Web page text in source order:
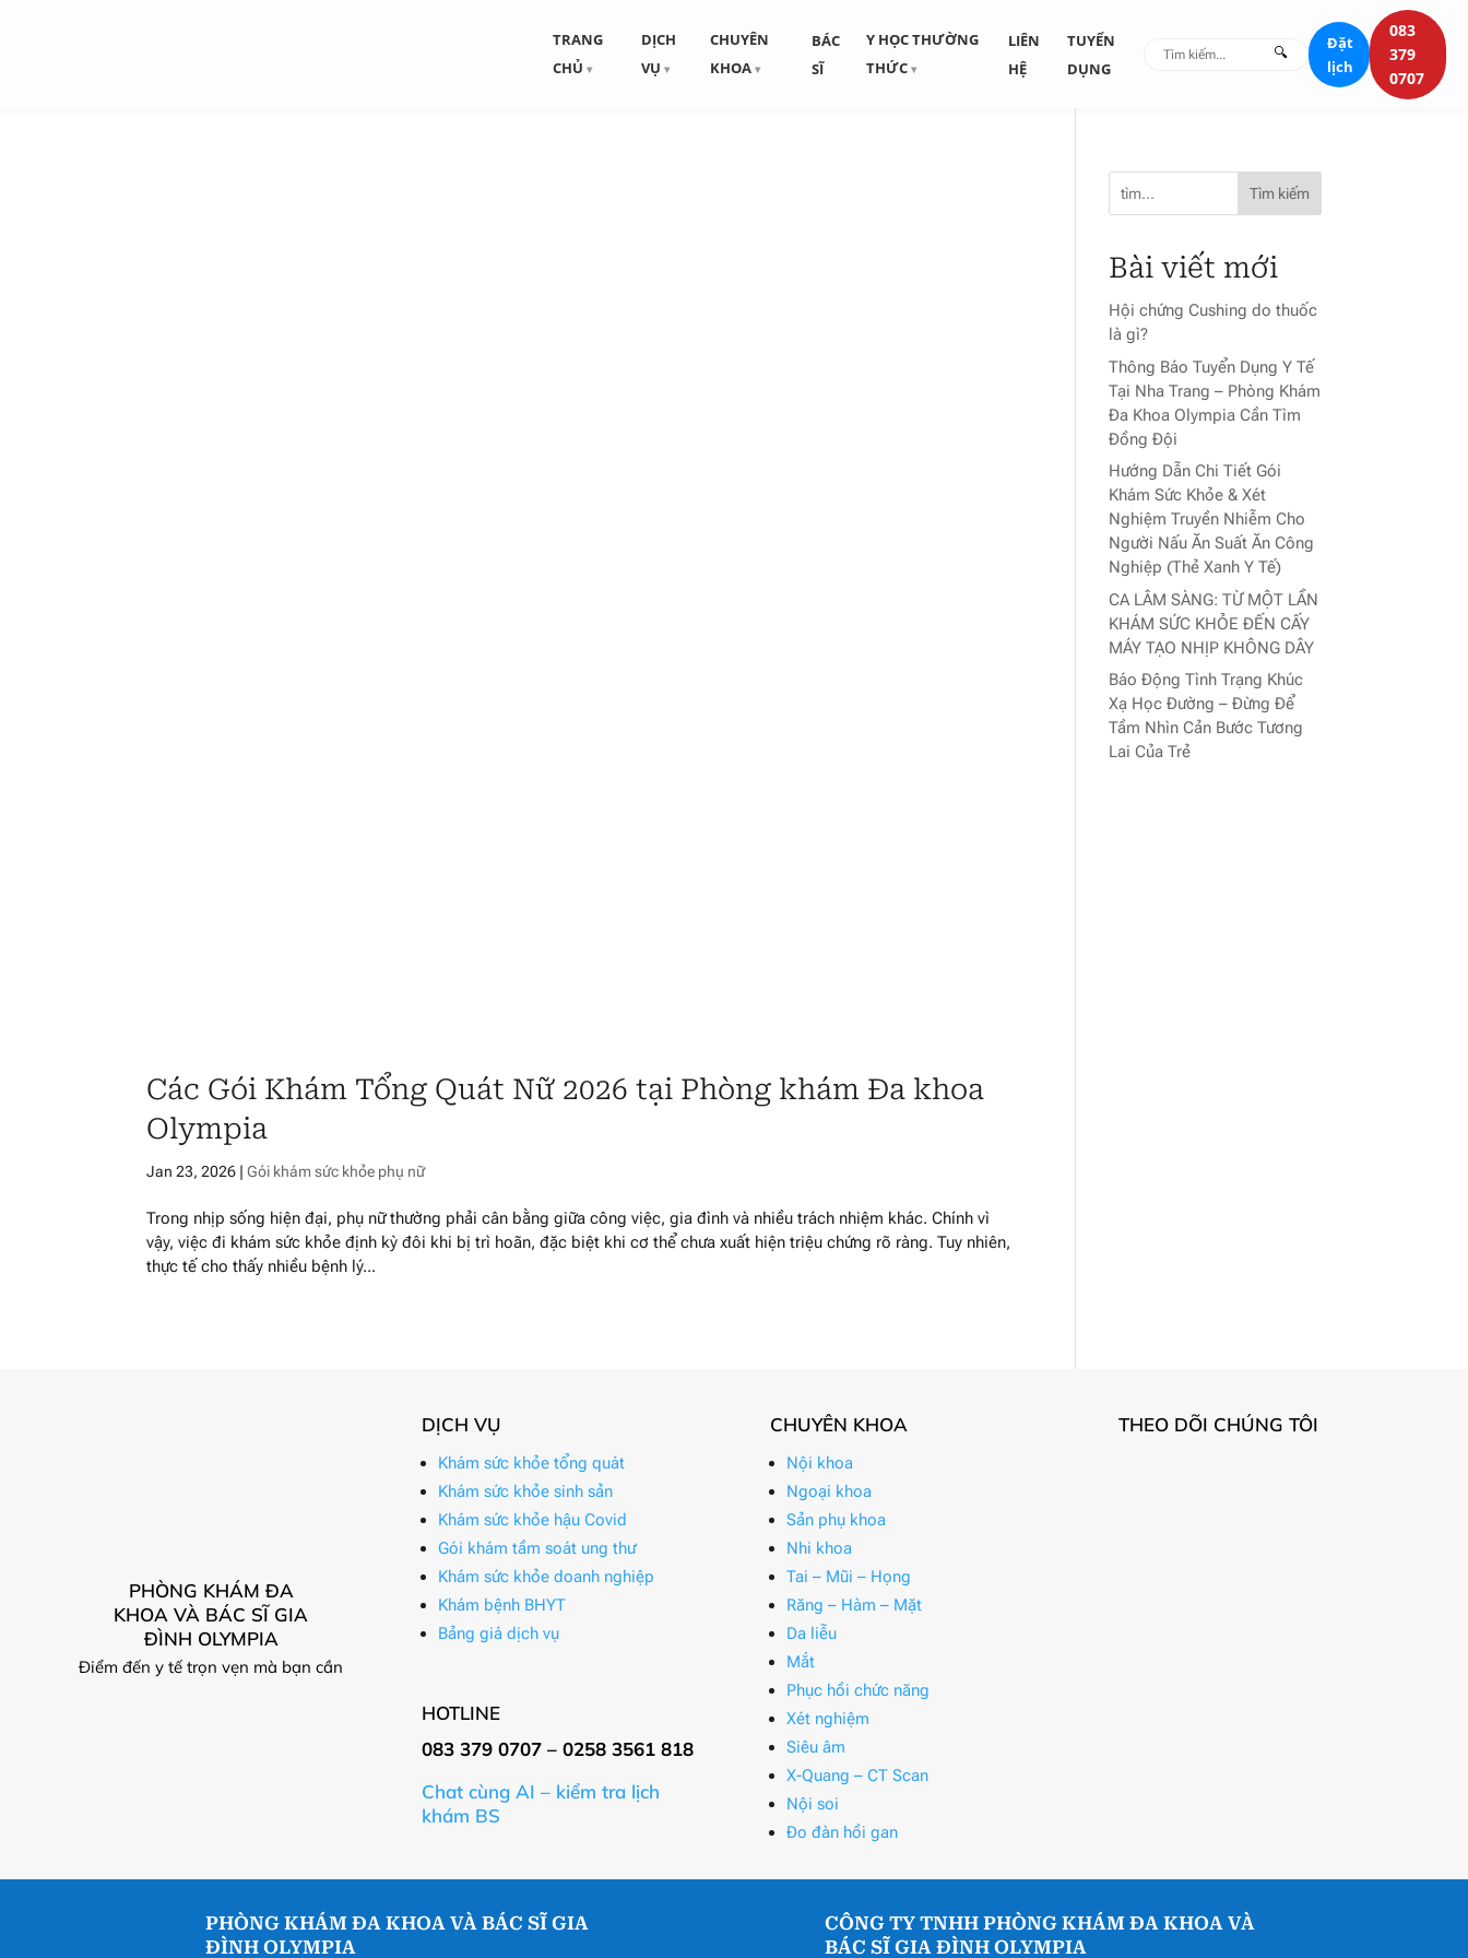
TRANG
CHỦ
DỊCH
VỤ
CHUYÊN
KHOA
BÁC
SĨ
Y HỌC THƯỜNG
THỨC
LIÊN
HỆ
TUYỂN
DỤNG
🔍
Đặt
lịch
083
379
0707
Các Gói Khám Tổng Quát Nữ 2026 tại Phòng khám Đa khoa
Olympia
Jan 23, 2026 |Gói khám sức khỏe phụ nữ
Trong nhịp sống hiện đại, phụ nữ thường phải cân bằng giữa công việc, gia đình và nhiều trách nhiệm khác. Chính vì
vậy, việc đi khám sức khỏe định kỳ đôi khi bị trì hoãn, đặc biệt khi cơ thể chưa xuất hiện triệu chứng rõ ràng. Tuy nhiên,
thực tế cho thấy nhiều bệnh lý...
Tìm kiếm
Bài viết mới
Hội chứng Cushing do thuốc
là gì?
Thông Báo Tuyển Dụng Y Tế
Tại Nha Trang – Phòng Khám
Đa Khoa Olympia Cần Tìm
Đồng Đội
Hướng Dẫn Chi Tiết Gói
Khám Sức Khỏe & Xét
Nghiệm Truyền Nhiễm Cho
Người Nấu Ăn Suất Ăn Công
Nghiệp (Thẻ Xanh Y Tế)
CA LÂM SÀNG: TỪ MỘT LẦN
KHÁM SỨC KHỎE ĐẾN CẤY
MÁY TẠO NHỊP KHÔNG DÂY
Báo Động Tình Trạng Khúc
Xạ Học Đường – Đừng Để
Tầm Nhìn Cản Bước Tương
Lai Của Trẻ
PHÒNG KHÁM ĐA
KHOA VÀ BÁC SĨ GIA
ĐÌNH OLYMPIA
Điểm đến y tế trọn vẹn mà bạn cần
DỊCH VỤ
Khám sức khỏe tổng quát
Khám sức khỏe sinh sản
Khám sức khỏe hậu Covid
Gói khám tầm soát ung thư
Khám sức khỏe doanh nghiệp
Khám bệnh BHYT
Bảng giá dịch vụ
HOTLINE
083 379 0707 – 0258 3561 818
Chat cùng AI – kiểm tra lịch
khám BS
CHUYÊN KHOA
Nội khoa
Ngoại khoa
Sản phụ khoa
Nhi khoa
Tai – Mũi – Họng
Răng – Hàm – Mặt
Da liễu
Mắt
Phục hồi chức năng
Xét nghiệm
Siêu âm
X-Quang – CT Scan
Nội soi
Đo đàn hồi gan
THEO DÕI CHÚNG TÔI
PHÒNG KHÁM ĐA KHOA VÀ BÁC SĨ GIA
ĐÌNH OLYMPIA
CÔNG TY TNHH PHÒNG KHÁM ĐA KHOA VÀ
BÁC SĨ GIA ĐÌNH OLYMPIA